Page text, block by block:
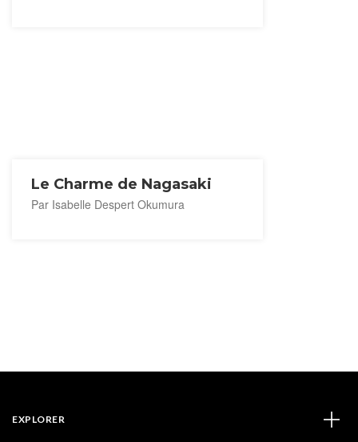
Le Charme de Nagasaki
Par Isabelle Despert Okumura
EXPLORER